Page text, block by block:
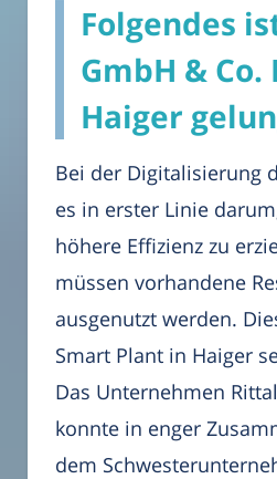
Folgendes
GmbH & Co.
Haiger
Bei der Digitalisierung
es in erster Linie
höhere Effizienz zu
müssen vorhandene
ausgenutzt werden.
Smart Plant in Haiger
Das Unternehmen
konnte in enger
dem